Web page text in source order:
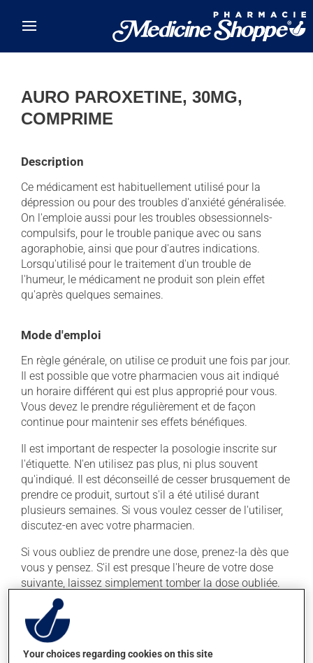
AURO PAROXETINE, 30MG,
COMPRIME
Description
Ce médicament est habituellement utilisé pour la
dépression ou pour des troubles d'anxiété généralisée.
On l'emploie aussi pour les troubles obsessionnels-
compulsifs, pour le trouble panique avec ou sans
agoraphobie, ainsi que pour d'autres indications.
Lorsqu'utilisé pour le traitement d'un trouble de
l'humeur, le médicament ne produit son plein effet
qu'après quelques semaines.
Mode d'emploi
En règle générale, on utilise ce produit une fois par jour.
Il est possible que votre pharmacien vous ait indiqué
un horaire différent qui est plus approprié pour vous.
Vous devez le prendre régulièrement et de façon
continue pour maintenir ses effets bénéfiques.
Il est important de respecter la posologie inscrite sur
l'étiquette. N'en utilisez pas plus, ni plus souvent
qu'indiqué. Il est déconseillé de cesser brusquement de
prendre ce produit, surtout s'il a été utilisé durant
plusieurs semaines. Si vous voulez cesser de l'utiliser,
discutez-en avec votre pharmacien.
Si vous oubliez de prendre une dose, prenez-la dès que
vous y pensez. S'il est presque l'heure de votre dose
suivante, laissez simplement tomber la dose oubliée.
Ne doublez pas la dose suivante pour tenter de vous
rattraper. Ce médicament peut être pris avec ou sans
nourriture, sans égard aux repas ou aux collations.
La prise d'alcool peut augmenter l'effet de ce produit. Il
Your choices regarding cookies on this site